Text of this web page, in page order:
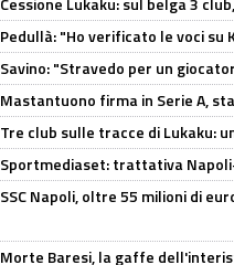
Pedullà: "Ho verificato le voci
Savino: "Stravedo per un
Mastantuono firma in Serie A,
Tre club sulle tracce di Lukaku:
Sportmediaset: trattativa
SSC Napoli, oltre 55 milioni di
Morte Baresi, la gaffe